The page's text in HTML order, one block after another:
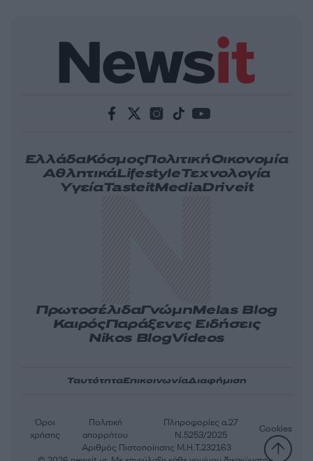
ΕλλάδαΚόσμοςΠολιτικήΟικονομία
ΑθλητικάLifestyleΤεχνολογία
ΥγείαTasteitMediaDriveit
ΠρωτοσέλιδαΓνώμηMelas Blog
ΚαιρόςΠαράξενες Ειδήσεις
Nikos BlogVideos
ΤαυτότηταΕπικοινωνίαΔιαφήμιση
Αριθμός Πιστοποίησης Μ.Η.Τ.232163
Όροι
χρήσης
Πολιτική
απορρήτου
Πληροφορίες α.27
Ν.5253/2025
Cookies